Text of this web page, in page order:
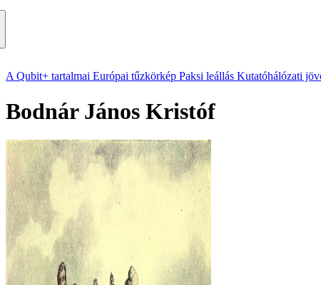
A Qubit+ tartalmai Európai tűzkörkép Paksi leállás Kutatóhálózati
Bodnár János Kristóf